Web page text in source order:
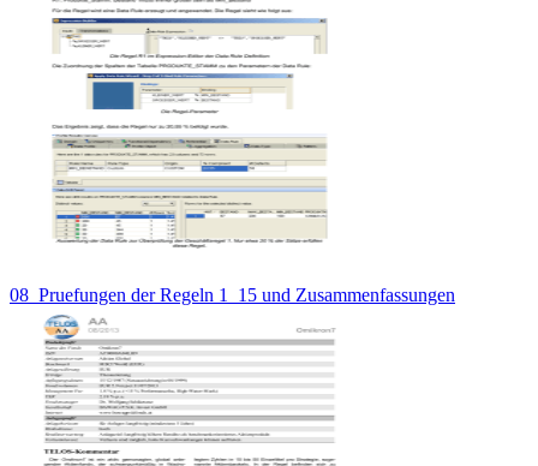
08_Pruefungen der Regeln 1_15 und Zusammenfassungen